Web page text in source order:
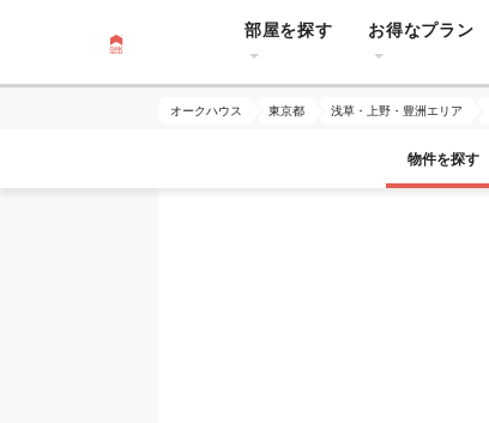
部屋を探す お得なプラン
オークハウス 東京都 浅草・上野・豊洲エリア
物件を探す